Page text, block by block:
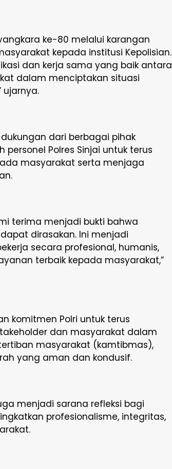
ke-80 melalui karangan
kepada institusi Kepolisian.
dan kerja sama yang baik antara
dalam menciptakan situasi
ujarnya.
dari berbagai pihak
Polres Sinjai untuk terus
masyarakat serta menjaga
terima menjadi bukti bahwa
dirasakan. Ini menjadi
secara profesional, humanis,
terbaik kepada masyarakat,”
komitmen Polri untuk terus
dan masyarakat dalam
masyarakat (kamtibmas),
yang aman dan kondusif.
menjadi sarana refleksi bagi
profesionalisme, integritas,